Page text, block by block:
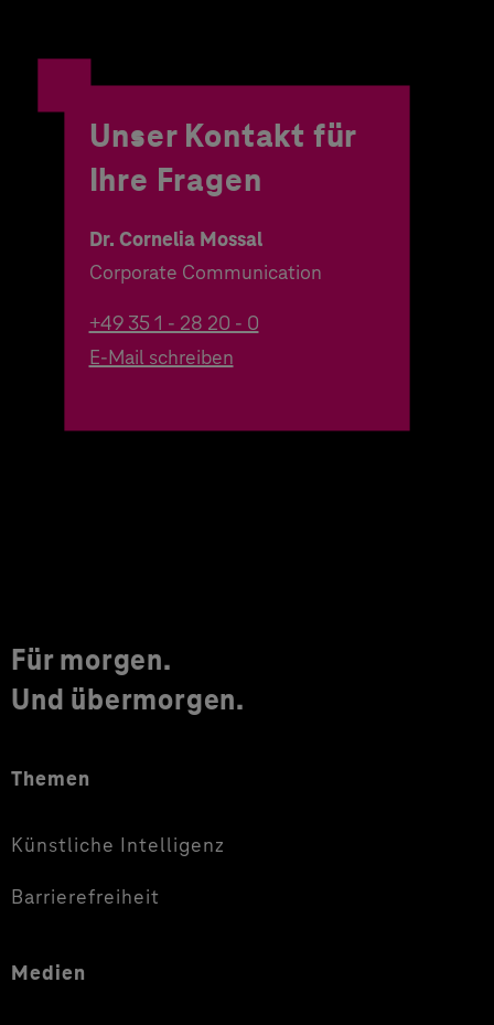
Unser Kontakt für
Ihre Fragen
Dr. Cornelia Mossal
Corporate Communication
+49 35 1 - 28 20 - 0
E-Mail schreiben
Für morgen.
Und übermorgen.
Themen
Künstliche Intelligenz
Barrierefreiheit
Medien